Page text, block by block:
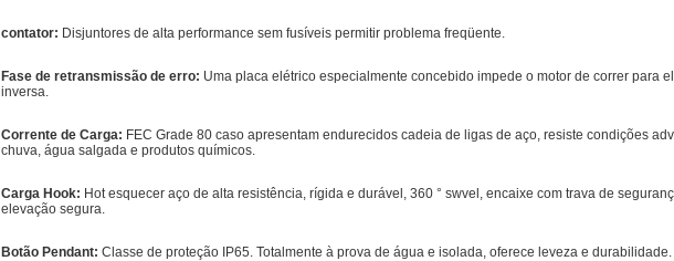
contator: Disjuntores de alta performance sem fusíveis permitir problema freqüente.
Fase de retransmissão de erro: Uma placa elétrico especialmente concebido impede o motor de correr para
inversa.
Corrente de Carga: FEC Grade 80 caso apresentam endurecidos cadeia de ligas de aço, resiste condições
chuva, água salgada e produtos químicos.
Carga Hook: Hot esquecer aço de alta resistência, rígida e durável, 360 ° swvel, encaixe com trava de
elevação segura.
Botão Pendant: Classe de proteção IP65. Totalmente à prova de água e isolada, oferece leveza e durabilidade.